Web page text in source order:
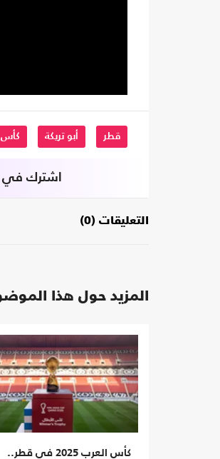
قطر أبو تريكة كأس
اشترك في
التعليقات (0)
المزيد حول هذا
كأس العرب 2025 في قطر..